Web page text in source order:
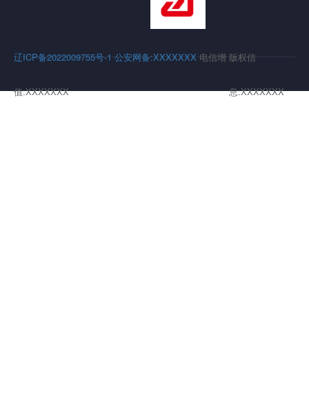
辽ICP备2022009755号-1 公安网备:XXXXXXX 电信增
值:XXXXXXX
版权信
息:XXXXXXX